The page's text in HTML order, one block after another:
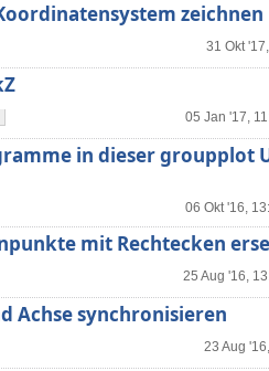
zeichnen
31 Okt
05 Jan '17,
in dieser groupplot
06 Okt '16,
mit Rechtecken
25 Aug '16,
Achse synchronisieren
23 Aug